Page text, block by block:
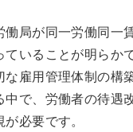
局が同一労働同一
いることが明らか
雇用管理体制の構
で、労働者の待遇
必要です。